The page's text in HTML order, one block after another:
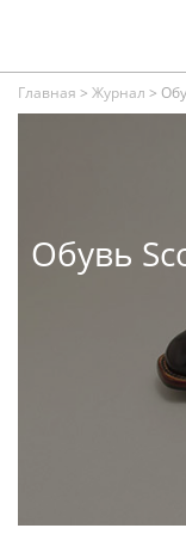
Главная > Журнал >
Обувь